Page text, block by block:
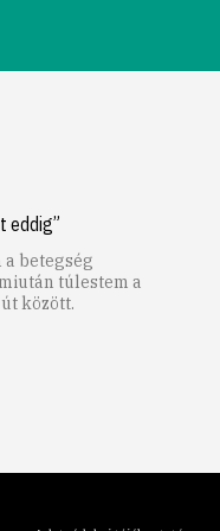
eddig”
betegség
túlestem a
között.